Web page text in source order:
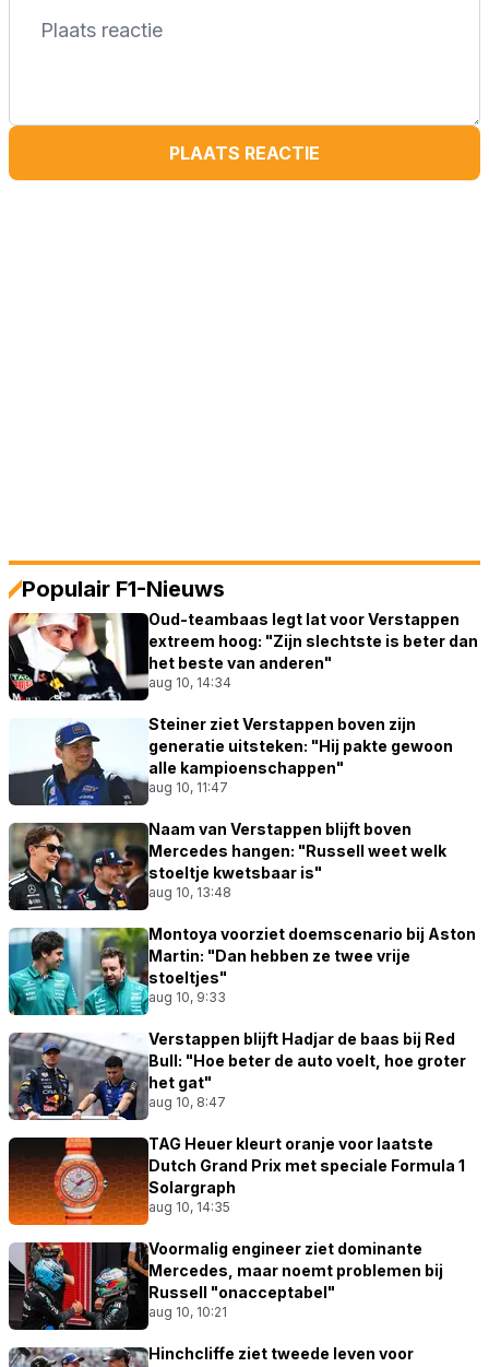
PLAATS REACTIE
Populair F1-Nieuws
Oud-teambaas legt lat voor Verstappen
extreem hoog: "Zijn slechtste is beter dan
het beste van anderen"
aug 10, 14:34
Steiner ziet Verstappen boven zijn
generatie uitsteken: "Hij pakte gewoon
alle kampioenschappen"
aug 10, 11:47
Naam van Verstappen blijft boven
Mercedes hangen: "Russell weet welk
stoeltje kwetsbaar is"
aug 10, 13:48
Montoya voorziet doemscenario bij Aston
Martin: "Dan hebben ze twee vrije
stoeltjes"
aug 10, 9:33
Verstappen blijft Hadjar de baas bij Red
Bull: "Hoe beter de auto voelt, hoe groter
het gat"
aug 10, 8:47
TAG Heuer kleurt oranje voor laatste
Dutch Grand Prix met speciale Formula 1
Solargraph
aug 10, 14:35
Voormalig engineer ziet dominante
Mercedes, maar noemt problemen bij
Russell "onacceptabel"
aug 10, 10:21
Hinchcliffe ziet tweede leven voor